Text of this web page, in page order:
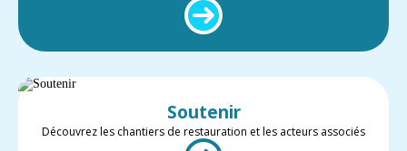
Soutenir
Découvrez les chantiers de restauration et les acteurs associés